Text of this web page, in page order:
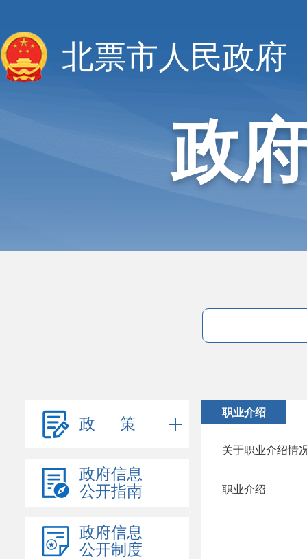
北票市人民政府
政
政 策
政府信息
公开指南
政府信息
公开制度
职业介绍
关于职业介绍情
职业介绍